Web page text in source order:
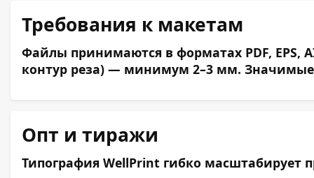
Требования к макетам
Файлы принимаются в форматах PDF, EPS,
контур реза) — минимум 2–3 мм. Значимые
Опт и тиражи
Типография WellPrint гибко масштабирует